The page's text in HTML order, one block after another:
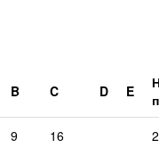
B C D E
9 16